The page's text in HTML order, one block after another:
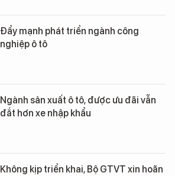
Đẩy mạnh phát triển ngành công
nghiệp ô tô
Ngành sản xuất ô tô, được ưu đãi vẫn
đắt hơn xe nhập khẩu
Không kịp triển khai, Bộ GTVT xin hoãn